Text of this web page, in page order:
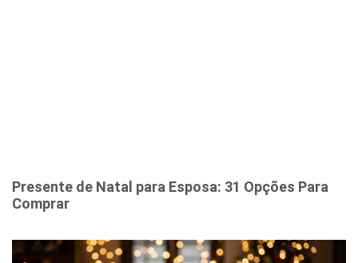
Presente de Natal para Esposa: 31 Opções Para
Comprar